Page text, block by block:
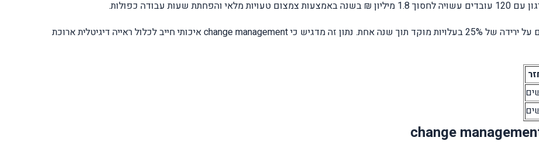
ארגונים שמשלבים AI בתהליכי שירות לקוחות מדווחים על ירידה של 25% בעלויות מוקד תוך שנה אחת. נתון זה מדגיש כי change management איכותי חייב לכלול ראייה דיגיטלית ארוכת